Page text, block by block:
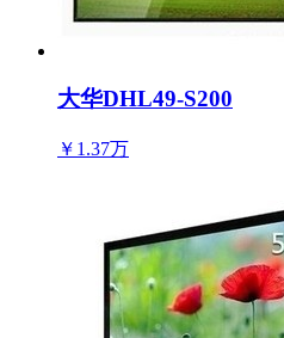
大华DHL49-S200
￥1.37万